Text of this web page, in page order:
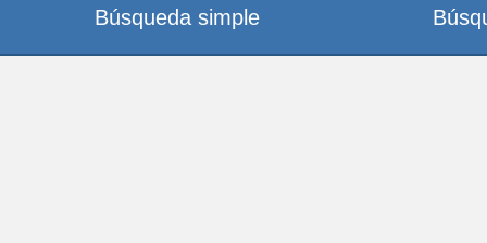
Búsqueda simple